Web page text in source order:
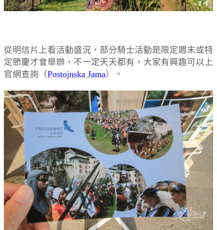
從明信片上看活動盛況，部分騎士活動是限定週末或特
定節慶才會舉辦，不一定天天都有，大家有興趣可以上
官網查詢（Postojnska Jama）。